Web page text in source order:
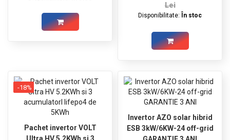
Lei
Disponibilitate: În stoc
-18%
Pachet invertor VOLT
Invertor AZO solar hibrid
ESB 3kW/6KW-24 off-grid